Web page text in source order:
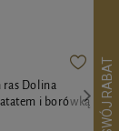
ras Dolina
i borówką